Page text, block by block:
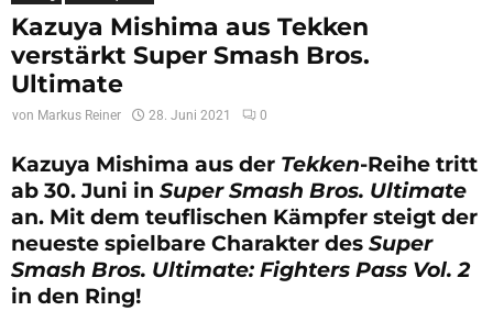
Kazuya Mishima aus Tekken
verstärkt Super Smash Bros.
Ultimate
von Markus Reiner 28. Juni 2021 0
Kazuya Mishima aus der Tekken-Reihe tritt
ab 30. Juni in Super Smash Bros. Ultimate
an. Mit dem teuflischen Kämpfer steigt der
neueste spielbare Charakter des Super
Smash Bros. Ultimate: Fighters Pass Vol. 2
in den Ring!